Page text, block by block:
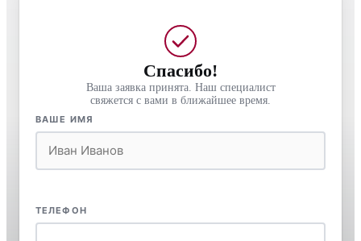
Спасибо!
Ваша заявка принята. Наш специалист
свяжется с вами в ближайшее время.
ВАШЕ ИМЯ
ТЕЛЕФОН